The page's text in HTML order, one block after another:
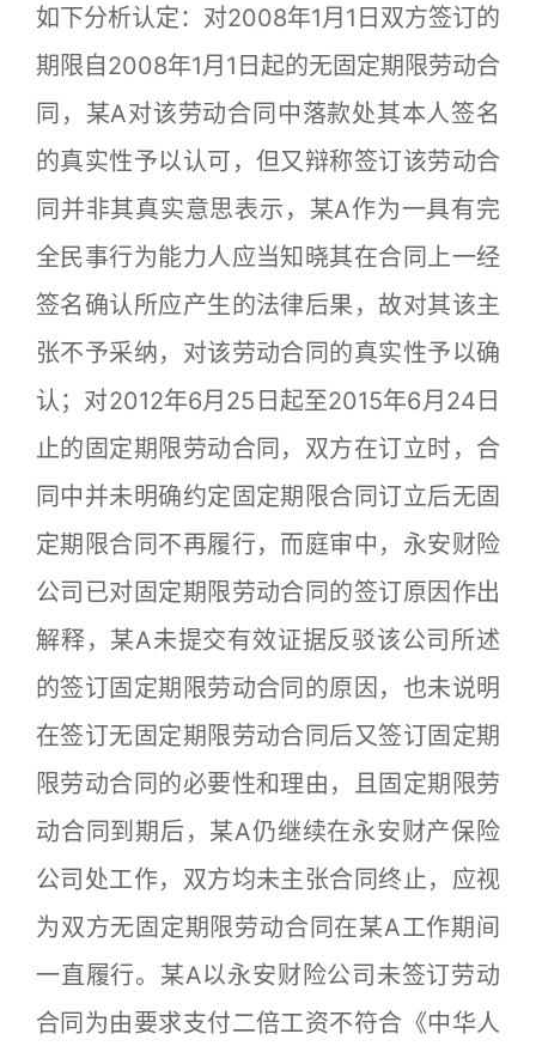
如下分析认定：对2008年1月1日双方签订的
期限自2008年1月1日起的无固定期限劳动合
同，某A对该劳动合同中落款处其本人签名
的真实性予以认可，但又辩称签订该劳动合
同并非其真实意思表示，某A作为一具有完
全民事行为能力人应当知晓其在合同上一经
签名确认所应产生的法律后果，故对其该主
张不予采纳，对该劳动合同的真实性予以确
认；对2012年6月25日起至2015年6月24日
止的固定期限劳动合同，双方在订立时，合
同中并未明确约定固定期限合同订立后无固
定期限合同不再履行，而庭审中，永安财险
公司已对固定期限劳动合同的签订原因作出
解释，某A未提交有效证据反驳该公司所述
的签订固定期限劳动合同的原因，也未说明
在签订无固定期限劳动合同后又签订固定期
限劳动合同的必要性和理由，且固定期限劳
动合同到期后，某A仍继续在永安财产保险
公司处工作，双方均未主张合同终止，应视
为双方无固定期限劳动合同在某A工作期间
一直履行。某A以永安财险公司未签订劳动
合同为由要求支付二倍工资不符合《中华人